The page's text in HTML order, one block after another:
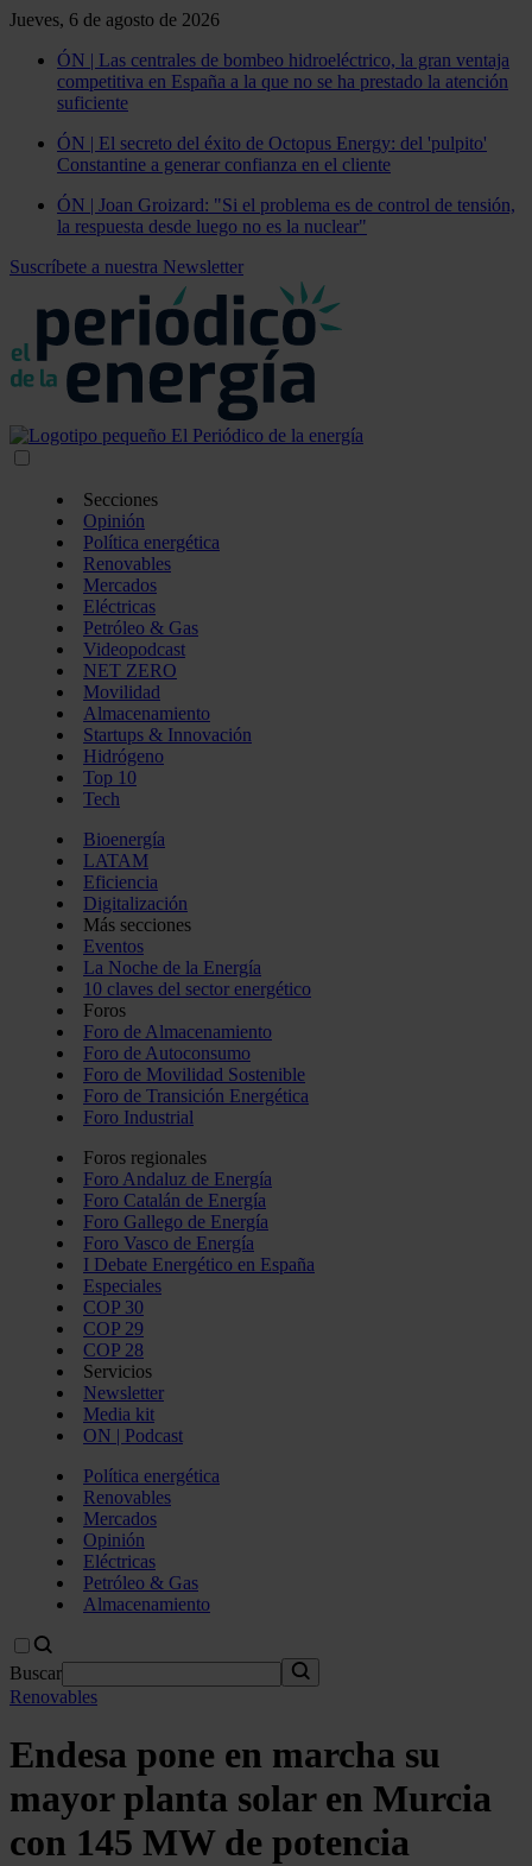
Jueves, 6 de agosto de 2026
ÓN | Las centrales de bombeo hidroeléctrico, la gran ventaja
competitiva en España a la que no se ha prestado la atención
suficiente
ÓN | El secreto del éxito de Octopus Energy: del 'pulpito'
Constantine a generar confianza en el cliente
ÓN | Joan Groizard: "Si el problema es de control de tensión,
la respuesta desde luego no es la nuclear"
Suscríbete a nuestra Newsletter
Secciones
Opinión
Política energética
Renovables
Mercados
Eléctricas
Petróleo & Gas
Videopodcast
NET ZERO
Movilidad
Almacenamiento
Startups & Innovación
Hidrógeno
Top 10
Tech
Bioenergía
LATAM
Eficiencia
Digitalización
Más secciones
Eventos
La Noche de la Energía
10 claves del sector energético
Foros
Foro de Almacenamiento
Foro de Autoconsumo
Foro de Movilidad Sostenible
Foro de Transición Energética
Foro Industrial
Foros regionales
Foro Andaluz de Energía
Foro Catalán de Energía
Foro Gallego de Energía
Foro Vasco de Energía
I Debate Energético en España
Especiales
COP 30
COP 29
COP 28
Servicios
Newsletter
Media kit
ON | Podcast
Política energética
Renovables
Mercados
Opinión
Eléctricas
Petróleo & Gas
Almacenamiento
Buscar
Renovables
Endesa pone en marcha su
mayor planta solar en Murcia
con 145 MW de potencia